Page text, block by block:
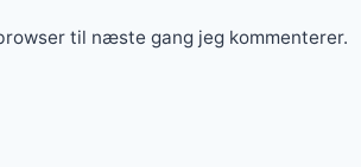
til næste gang jeg kommenterer.